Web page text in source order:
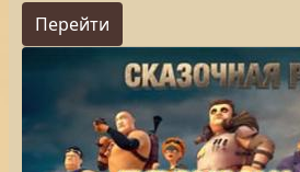
Перейти